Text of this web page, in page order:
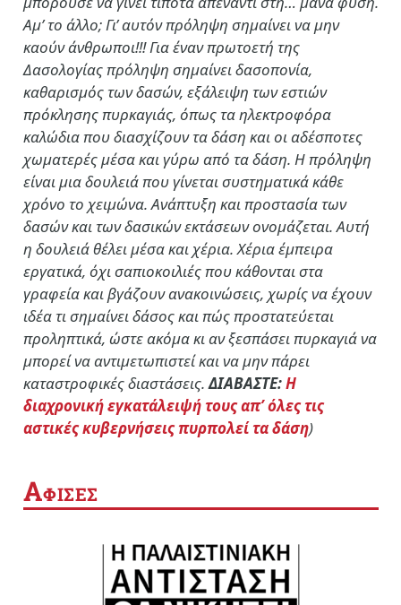
Αμ’ το άλλο; Γι’ αυτόν πρόληψη σημαίνει να μην
καούν άνθρωποι!!! Για έναν πρωτοετή της
Δασολογίας πρόληψη σημαίνει δασοπονία,
καθαρισμός των δασών, εξάλειψη των εστιών
πρόκλησης πυρκαγιάς, όπως τα ηλεκτροφόρα
καλώδια που διασχίζουν τα δάση και οι αδέσποτες
χωματερές μέσα και γύρω από τα δάση. Η πρόληψη
είναι μια δουλειά που γίνεται συστηματικά κάθε
χρόνο το χειμώνα. Ανάπτυξη και προστασία των
δασών και των δασικών εκτάσεων ονομάζεται. Αυτή
η δουλειά θέλει μέσα και χέρια. Χέρια έμπειρα
εργατικά, όχι σαπιοκοιλιές που κάθονται στα
γραφεία και βγάζουν ανακοινώσεις, χωρίς να έχουν
ιδέα τι σημαίνει δάσος και πώς προστατεύεται
προληπτικά, ώστε ακόμα κι αν ξεσπάσει πυρκαγιά να
μπορεί να αντιμετωπιστεί και να μην πάρει
καταστροφικές διαστάσεις.ΔΙΑΒΑΣΤΕ:Η
διαχρονική εγκατάλειψή τους απ’ όλες τις
αστικές κυβερνήσεις πυρπολεί τα δάση)
ΑΦΙΣΕΣ